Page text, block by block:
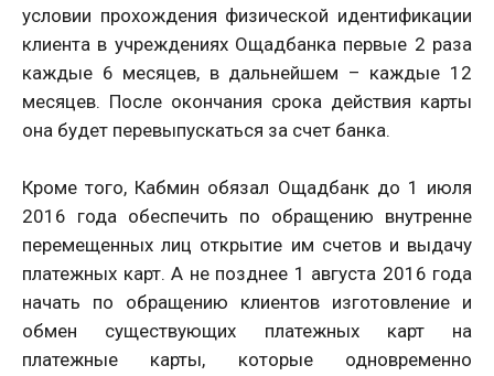
условии прохождения физической идентификации
клиента в учреждениях Ощадбанка первые 2 раза
каждые 6 месяцев, в дальнейшем – каждые 12
месяцев. После окончания срока действия карты
она будет перевыпускаться за счет банка.
Кроме того, Кабмин обязал Ощадбанк до 1 июля
2016 года обеспечить по обращению внутренне
перемещенных лиц открытие им счетов и выдачу
платежных карт. А не позднее 1 августа 2016 года
начать по обращению клиентов изготовление и
обмен существующих платежных карт на
платежные карты, которые одновременно